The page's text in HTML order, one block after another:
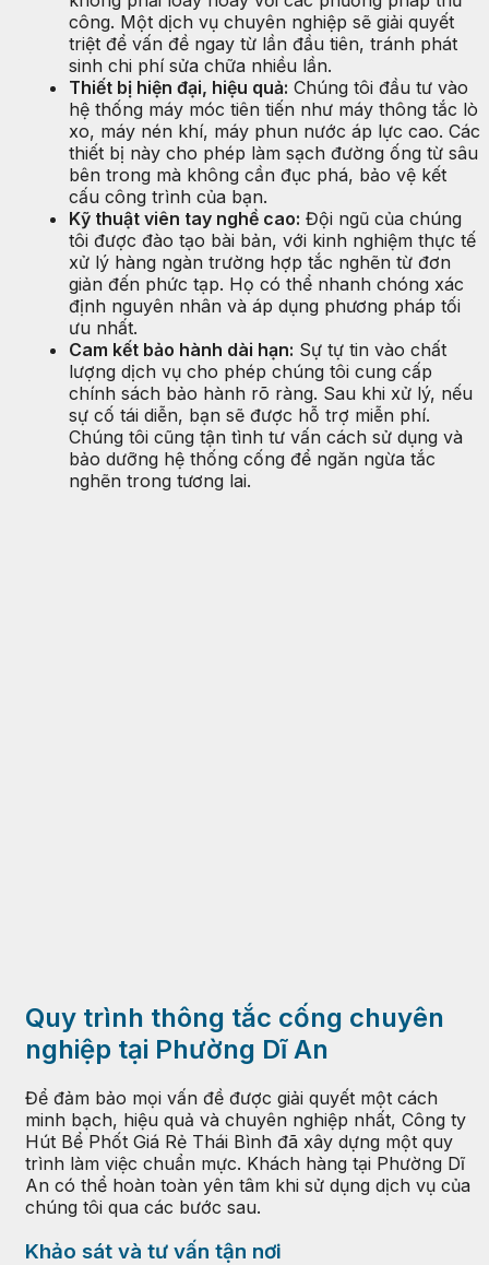
công. Một dịch vụ chuyên nghiệp sẽ giải quyết
triệt để vấn đề ngay từ lần đầu tiên, tránh phát
sinh chi phí sửa chữa nhiều lần.
Thiết bị hiện đại, hiệu quả: Chúng tôi đầu tư vào
hệ thống máy móc tiên tiến như máy thông tắc lò
xo, máy nén khí, máy phun nước áp lực cao. Các
thiết bị này cho phép làm sạch đường ống từ sâu
bên trong mà không cần đục phá, bảo vệ kết
cấu công trình của bạn.
Kỹ thuật viên tay nghề cao: Đội ngũ của chúng
tôi được đào tạo bài bản, với kinh nghiệm thực tế
xử lý hàng ngàn trường hợp tắc nghẽn từ đơn
giản đến phức tạp. Họ có thể nhanh chóng xác
định nguyên nhân và áp dụng phương pháp tối
ưu nhất.
Cam kết bảo hành dài hạn: Sự tự tin vào chất
lượng dịch vụ cho phép chúng tôi cung cấp
chính sách bảo hành rõ ràng. Sau khi xử lý, nếu
sự cố tái diễn, bạn sẽ được hỗ trợ miễn phí.
Chúng tôi cũng tận tình tư vấn cách sử dụng và
bảo dưỡng hệ thống cống để ngăn ngừa tắc
nghẽn trong tương lai.
Quy trình thông tắc cống chuyên
nghiệp tại Phường Dĩ An
Để đảm bảo mọi vấn đề được giải quyết một cách
minh bạch, hiệu quả và chuyên nghiệp nhất, Công ty
Hút Bể Phốt Giá Rẻ Thái Bình đã xây dựng một quy
trình làm việc chuẩn mực. Khách hàng tại Phường Dĩ
An có thể hoàn toàn yên tâm khi sử dụng dịch vụ của
chúng tôi qua các bước sau.
Khảo sát và tư vấn tận nơi